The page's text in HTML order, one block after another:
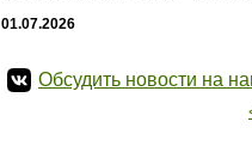
01.07.2026
Обсудить новости на